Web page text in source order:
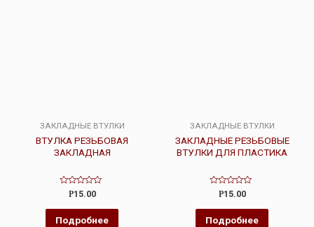
ЗАКЛАДНЫЕ ВТУЛКИ
ВТУЛКА РЕЗЬБОВАЯ
ЗАКЛАДНАЯ
Оценка
из
Р15.00
Подробнее
ЗАКЛАДНЫЕ ВТУЛКИ
ЗАКЛАДНЫЕ РЕЗЬБОВЫЕ
ВТУЛКИ ДЛЯ ПЛАСТИКА
Оценка
из
Р15.00
Подробнее